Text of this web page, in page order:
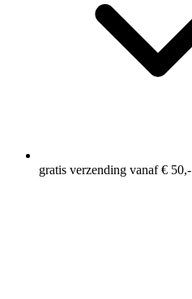
gratis verzending vanaf € 50,-